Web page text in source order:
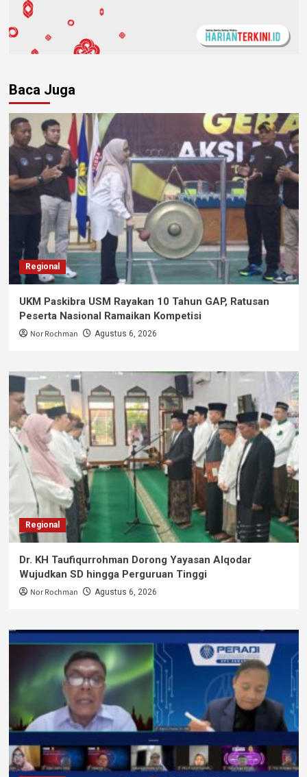
Baca Juga
Regional
UKM Paskibra USM Rayakan 10 Tahun GAP, Ratusan
Peserta Nasional Ramaikan Kompetisi
Nor Rochman Agustus 6, 2026
Regional
Dr. KH Taufiqurrohman Dorong Yayasan Alqodar
Wujudkan SD hingga Perguruan Tinggi
Nor Rochman Agustus 6, 2026